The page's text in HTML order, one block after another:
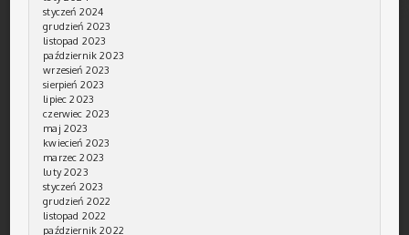
styczeń 2024
grudzień 2023
listopad 2023
październik 2023
wrzesień 2023
sierpień 2023
lipiec 2023
czerwiec 2023
maj 2023
kwiecień 2023
marzec 2023
luty 2023
styczeń 2023
grudzień 2022
listopad 2022
październik 2022